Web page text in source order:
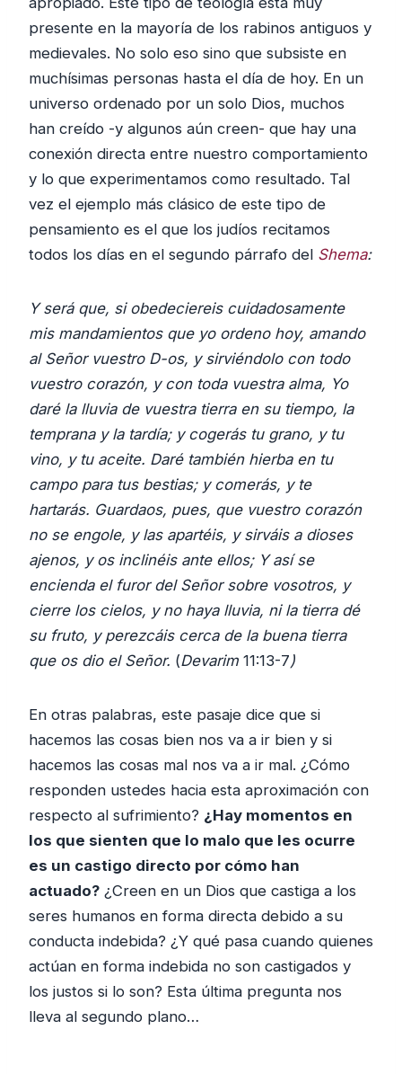
presente en la mayoría de los rabinos antiguos y
medievales. No solo eso sino que subsiste en
muchísimas personas hasta el día de hoy. En un
universo ordenado por un solo Dios, muchos
han creído -y algunos aún creen- que hay una
conexión directa entre nuestro comportamiento
y lo que experimentamos como resultado. Tal
vez el ejemplo más clásico de este tipo de
pensamiento es el que los judíos recitamos
todos los días en el segundo párrafo del Shema:
Y será que, si obedeciereis cuidadosamente
mis mandamientos que yo ordeno hoy, amando
al Señor vuestro D-os, y sirviéndolo con todo
vuestro corazón, y con toda vuestra alma, Yo
daré la lluvia de vuestra tierra en su tiempo, la
temprana y la tardía; y cogerás tu grano, y tu
vino, y tu aceite. Daré también hierba en tu
campo para tus bestias; y comerás, y te
hartarás. Guardaos, pues, que vuestro corazón
no se engole, y las apartéis, y sirváis a dioses
ajenos, y os inclinéis ante ellos; Y así se
encienda el furor del Señor sobre vosotros, y
cierre los cielos, y no haya lluvia, ni la tierra dé
su fruto, y perezcáis cerca de la buena tierra
que os dio el Señor. (Devarim 11:13-7)
En otras palabras, este pasaje dice que si
hacemos las cosas bien nos va a ir bien y si
hacemos las cosas mal nos va a ir mal. ¿Cómo
responden ustedes hacia esta aproximación con
respecto al sufrimiento? ¿Hay momentos en
los que sienten que lo malo que les ocurre
es un castigo directo por cómo han
actuado? ¿Creen en un Dios que castiga a los
seres humanos en forma directa debido a su
conducta indebida? ¿Y qué pasa cuando quienes
actúan en forma indebida no son castigados y
los justos si lo son? Esta última pregunta nos
lleva al segundo plano…